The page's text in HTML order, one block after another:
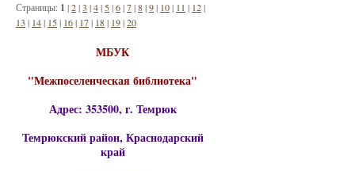
Страницы: 1 |2|3 |4| 5|6|7|8|9| 10| 11 | 12|
13 | 14| 15| 16| 17| 18| 19|20
МБУК
"Межпоселенческая библиотека"
Адрес: 353500, г. Темрюк
Темрюкский район, Краснодарский
край